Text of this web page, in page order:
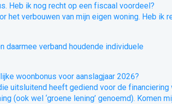
Heb ik nog recht op een fiscaal voordeel?
het verbouwen van mijn eigen woning. Heb ik
daarmee verband houdende individuele
woonbonus voor aanslagjaar 2026?
uitsluitend heeft gediend voor de financiering
(ook wel ‘groene lening’ genoemd). Komen